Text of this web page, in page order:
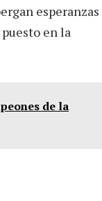
esperanzas
en la
de la